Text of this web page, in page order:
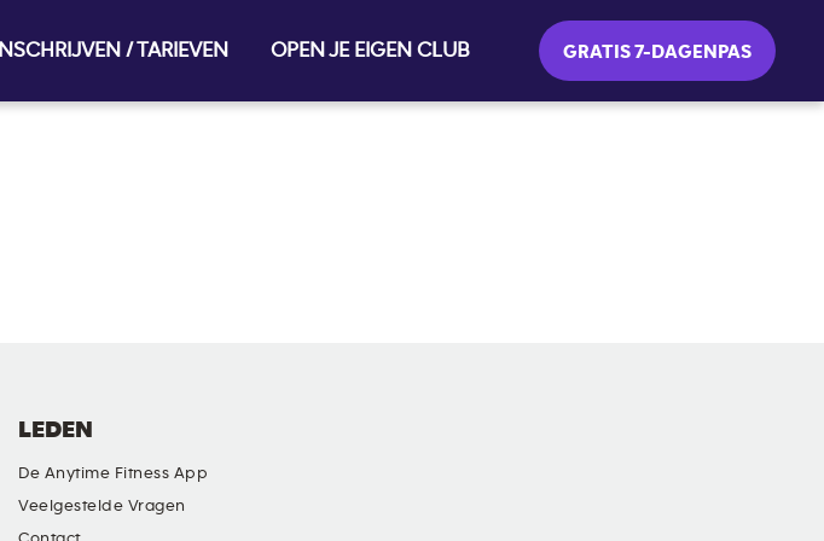
INSCHRIJVEN / TARIEVEN OPEN JE EIGEN CLUB GRATIS 7-DAGENPAS
LEDEN
De Anytime Fitness App
Veelgestelde Vragen